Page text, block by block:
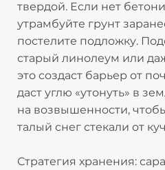
твердой. Если нет
утрамбуйте грунт
постелите подложку.
старый линолеум или
это создаст барьер от
даст углю «утонуть» в
на возвышенности,
талый снег стекали от
Стратегия хранения: